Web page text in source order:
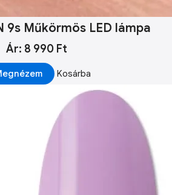
9s Műkörmös LED lámpa
Ár: 8 990 Ft
Kosárba